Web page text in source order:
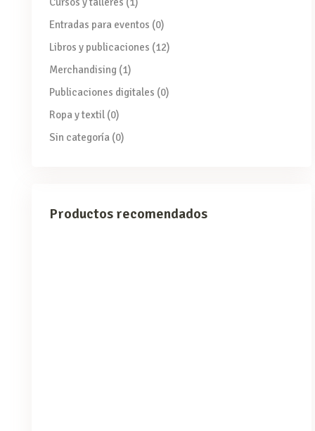
Entradas para eventos (0)
Libros y publicaciones (12)
Merchandising (1)
Publicaciones digitales (0)
Ropa y textil (0)
Sin categoría (0)
Productos recomendados